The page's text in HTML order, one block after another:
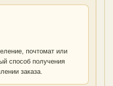
почтомат или
способ получения
заказа.